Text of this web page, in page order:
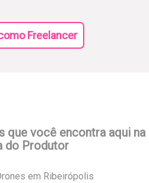
Freelancer
que você encontra aqui na
do Produtor
em Ribeirópolis